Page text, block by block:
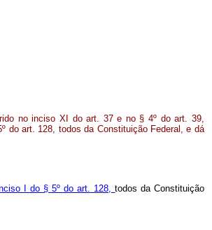
no inciso XI do art. 37 e no § 4º do art. 39,
do art. 128, todos da Constituição Federal, e dá
I do § 5º do art. 128,todos da Constituição